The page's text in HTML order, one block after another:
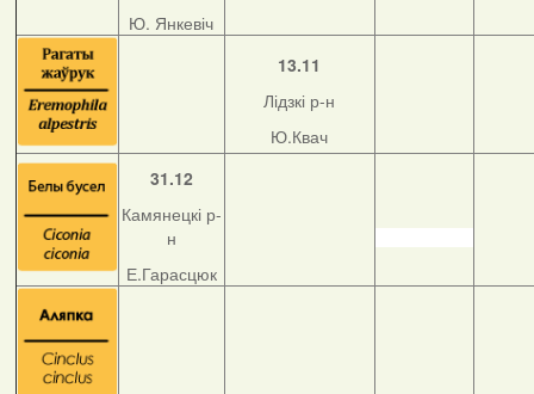
Ю. Янкевіч
13.11
Лідзкі р-н
Ю.Квач
31.12
Камянецкі р-
н
Е.Гарасцюк